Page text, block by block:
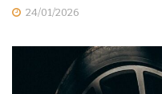
24/01/2026